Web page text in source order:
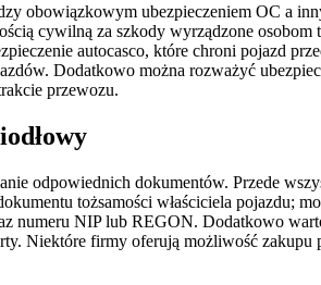
obowiązkowym ubezpieczeniem OC a
cywilną za szkody wyrządzone
autocasco, które chroni pojazd
Dodatkowo można rozważyć
przewozu.
odpowiednich dokumentów. Przede
tożsamości właściciela pojazdu;
numeru NIP lub REGON. Dodatkowo
Niektóre firmy oferują możliwość